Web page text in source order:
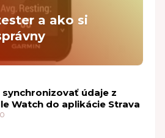
a ako si
synchronizovať údaje z
Watch do aplikácie Strava